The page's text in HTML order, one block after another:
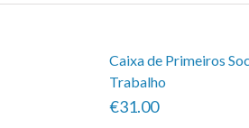
Caixa de Primeiros
Trabalho
€31.00